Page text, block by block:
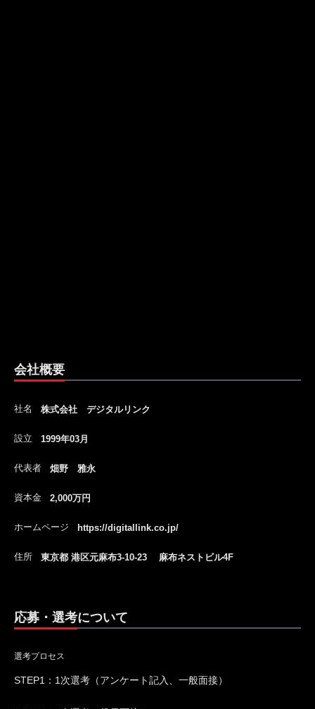
会社概要
社名 株式会社 デジタルリンク
設立 1999年03月
代表者 畑野 雅永
資本金 2,000万円
ホームページ https://digitallink.co.jp/
住所 東京都 港区元麻布3-10-23 麻布ネストビル4F
応募・選考について
選考プロセス
STEP1：1次選考（アンケート記入、一般面接）